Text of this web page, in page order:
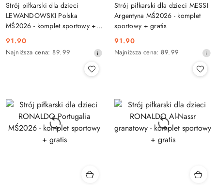
Strój piłkarski dla dzieci
LEWANDOWSKI Polska
MŚ2026 - komplet sportowy +
gratis
Cena
promocyjna:
91.90
Najniższa
obniżką
Najniższa cena: 89.99
Strój piłkarski dla dzieci MESSI
Argentyna MŚ2026 - komplet
sportowy + gratis
Cena
promocyjna:
91.90
Najniższa
obniżką
Najniższa cena: 89.99